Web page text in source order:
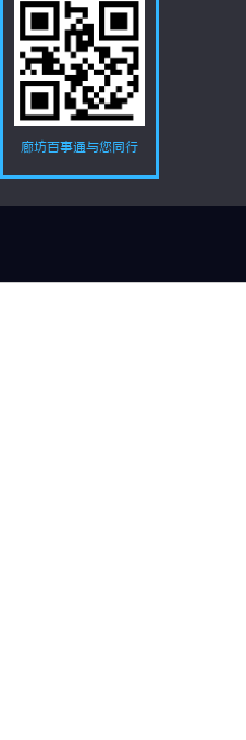
廊坊百事通与您同行